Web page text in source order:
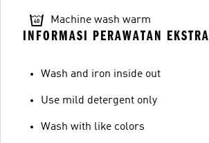
Machine wash warm
INFORMASI PERAWATAN EKSTRA
Wash and iron inside out
Use mild detergent only
Wash with like colors